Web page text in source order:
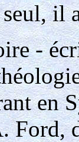
il
-
en
Ford,